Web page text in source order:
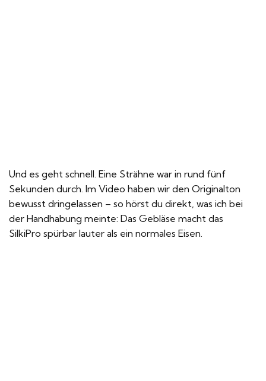
Und es geht schnell. Eine Strähne war in rund fünf
Sekunden durch. Im Video haben wir den Originalton
bewusst dringelassen – so hörst du direkt, was ich bei
der Handhabung meinte: Das Gebläse macht das
SilkiPro spürbar lauter als ein normales Eisen.